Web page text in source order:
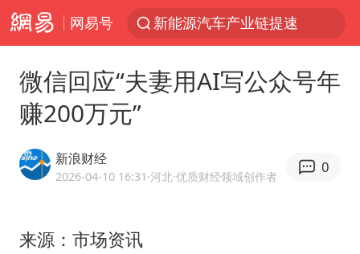
网易号
新能源汽车产业链提速
SK海力士回应“或出售重庆工厂”传闻
辽宁28名务农人员中暑死亡？官方辟谣
微信回应“夫妻用AI写公众号年
赚200万元”
新浪财经
2026-04-10 16:31 ·河北·优质财经领域创作者
0
来源：市场资讯